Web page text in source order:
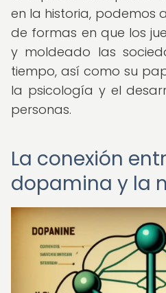
en la historia, podemos
de formas en que los
y moldeado las
tiempo, así como su
la psicología y el
personas.
La conexión
dopamina y la